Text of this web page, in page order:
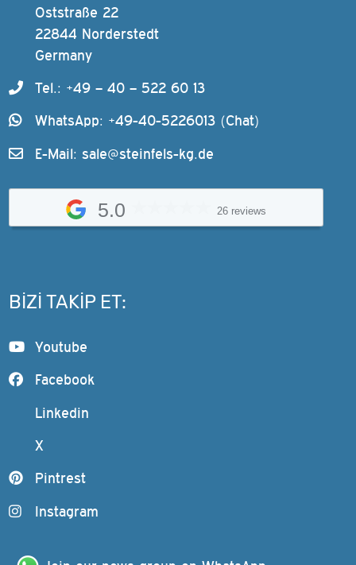
Oststraße 22
22844 Norderstedt
Germany
Tel.: +49 – 40 – 522 60 13
WhatsApp: +49-40-5226013 (Chat)
E-Mail: sale@steinfels-kg.de
5.0 26 reviews
BIZI TAKIP ET:
Youtube
Facebook
Linkedin
X
Pintrest
Instagram